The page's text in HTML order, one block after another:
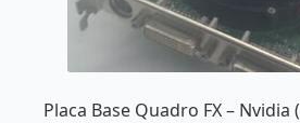
Placa Base Quadro FX –